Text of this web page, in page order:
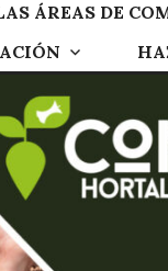
ÁREAS DE